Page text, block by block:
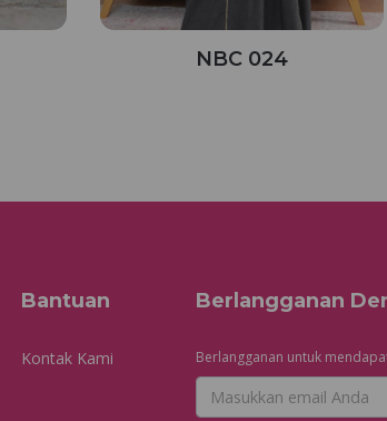
NBC 024
Bantuan
Kontak Kami
Berlangganan
Berlangganan untuk